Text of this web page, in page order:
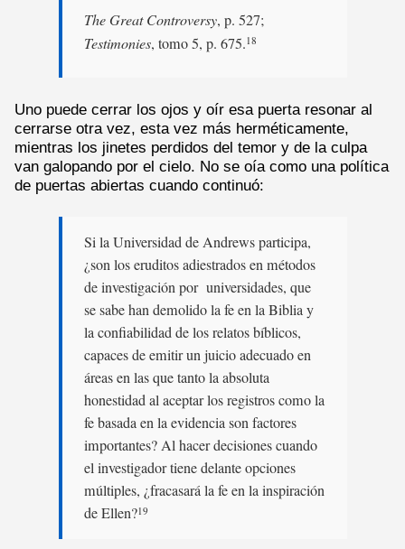
The Great Controversy, p. 527;
Testimonies, tomo 5, p. 675.18
Uno puede cerrar los ojos y oír esa puerta resonar al
cerrarse otra vez, esta vez más herméticamente,
mientras los jinetes perdidos del temor y de la culpa
van galopando por el cielo. No se oía como una política
de puertas abiertas cuando continuó:
Si la Universidad de Andrews participa,
¿son los eruditos adiestrados en métodos
de investigación por universidades, que
se sabe han demolido la fe en la Biblia y
la confiabilidad de los relatos bíblicos,
capaces de emitir un juicio adecuado en
áreas en las que tanto la absoluta
honestidad al aceptar los registros como la
fe basada en la evidencia son factores
importantes? Al hacer decisiones cuando
el investigador tiene delante opciones
múltiples, ¿fracasará la fe en la inspiración
de Ellen?19